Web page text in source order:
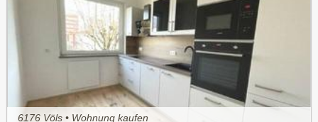
6176 Völs • Wohnung kaufen